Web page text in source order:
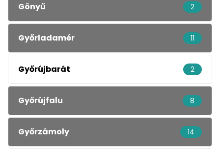
Gönyű 2
Győrladamér 11
Győrújbarát 2
Győrújfalu 8
Győrzámoly 14